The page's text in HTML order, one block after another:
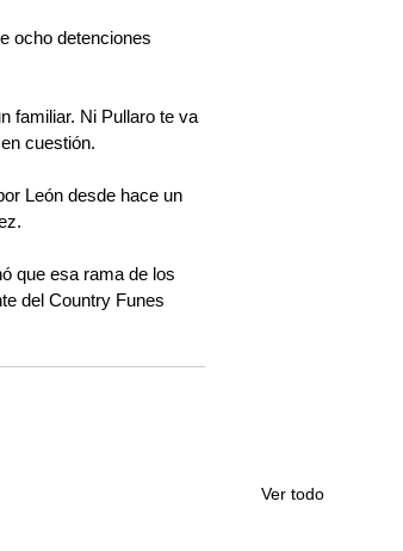
ocho detenciones
familiar. Ni Pullaro te va
cuestión.
León desde hace un
que esa rama de los
del Country Funes
Ver todo